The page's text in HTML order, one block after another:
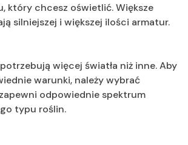
który chcesz oświetlić. Większe
silniejszej i większej ilości armatur.
więcej światła niż inne. Aby
warunki, należy wybrać
odpowiednie spektrum
typu roślin.